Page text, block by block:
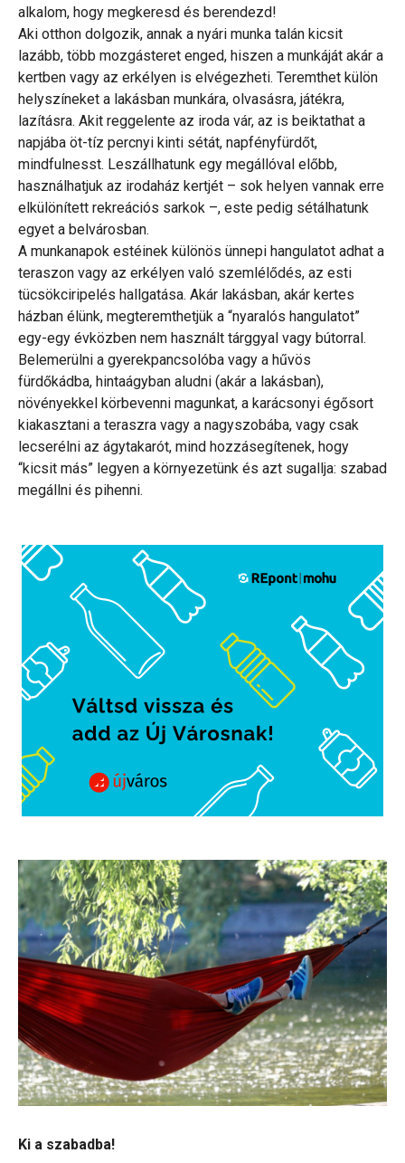
alkalom, hogy megkeresd és berendezd!
Aki otthon dolgozik, annak a nyári munka talán kicsit
lazább, több mozgásteret enged, hiszen a munkáját akár a
kertben vagy az erkélyen is elvégezheti. Teremthet külön
helyszíneket a lakásban munkára, olvasásra, játékra,
lazításra. Akit reggelente az iroda vár, az is beiktathat a
napjába öt-tíz percnyi kinti sétát, napfényfürdőt,
mindfulnesst. Leszállhatunk egy megállóval előbb,
használhatjuk az irodaház kertjét – sok helyen vannak erre
elkülönített rekreációs sarkok –, este pedig sétálhatunk
egyet a belvárosban.
A munkanapok estéinek különös ünnepi hangulatot adhat a
teraszon vagy az erkélyen való szemlélődés, az esti
tücsökciripelés hallgatása. Akár lakásban, akár kertes
házban élünk, megteremthetjük a “nyaralós hangulatot”
egy-egy évközben nem használt tárggyal vagy bútorral.
Belemerülni a gyerekpancsolóba vagy a hűvös
fürdőkádba, hintaágyban aludni (akár a lakásban),
növényekkel körbevenni magunkat, a karácsonyi égősort
kiakasztani a teraszra vagy a nagyszobába, vagy csak
lecserélni az ágytakarót, mind hozzásegítenek, hogy
“kicsit más” legyen a környezetünk és azt sugallja: szabad
megállni és pihenni.
Ki a szabadba!